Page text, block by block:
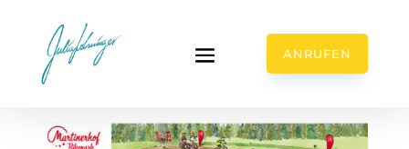
ANRUFEN